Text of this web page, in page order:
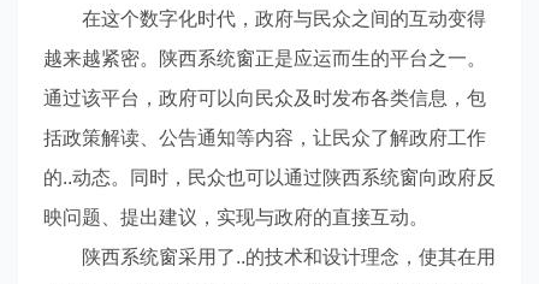
在这个数字化时代，政府与民众之间的互动变得
越来越紧密。陕西系统窗正是应运而生的平台之一。
通过该平台，政府可以向民众及时发布各类信息，包
括政策解读、公告通知等内容，让民众了解政府工作
的..动态。同时，民众也可以通过陕西系统窗向政府反
映问题、提出建议，实现与政府的直接互动。
陕西系统窗采用了..的技术和设计理念，使其在用